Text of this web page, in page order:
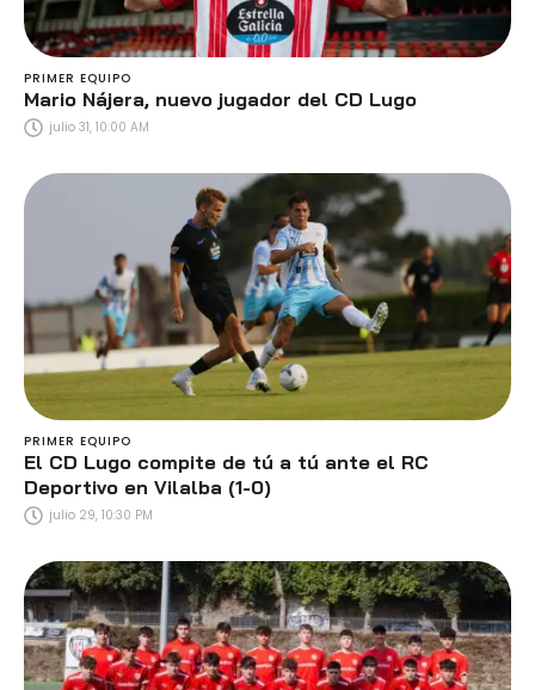
PRIMER EQUIPO
Mario Nájera, nuevo jugador del CD Lugo
julio 31, 10:00 AM
PRIMER EQUIPO
El CD Lugo compite de tú a tú ante el RC
Deportivo en Vilalba (1-0)
julio 29, 10:30 PM